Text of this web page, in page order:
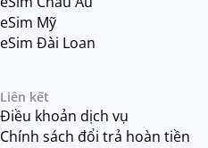
eSim Mỹ
eSim Đài Loan
Liên kết
Điều khoản dịch vụ
Chính sách đổi trả hoàn tiền